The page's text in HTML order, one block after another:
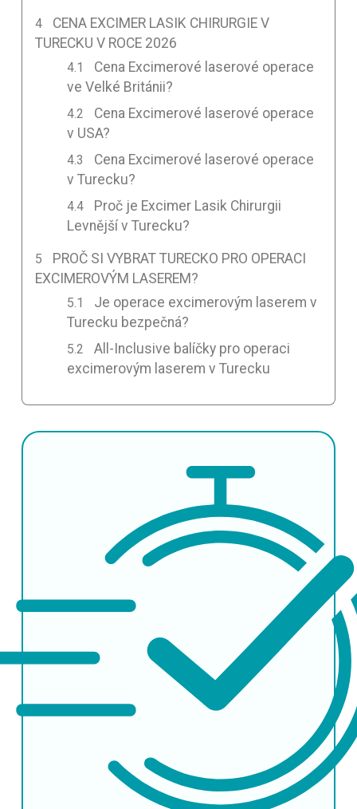
CENA EXCIMER LASIK CHIRURGIE V
TURECKU V ROCE 2026
Cena Excimerové laserové operace
ve Velké Británii?
Cena Excimerové laserové operace
v USA?
Cena Excimerové laserové operace
v Turecku?
Proč je Excimer Lasik Chirurgii
Levnější v Turecku?
PROČ SI VYBRAT TURECKO PRO OPERACI
EXCIMEROVÝM LASEREM?
Je operace excimerovým laserem v
Turecku bezpečná?
All-Inclusive balíčky pro operaci
excimerovým laserem v Turecku